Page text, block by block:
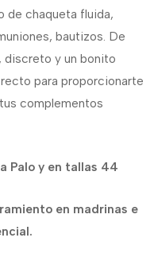
chaqueta fluida,
bautizos. De
discreto y un bonito
para proporcionarte
complementos
Palo y en tallas 44
en madrinas e